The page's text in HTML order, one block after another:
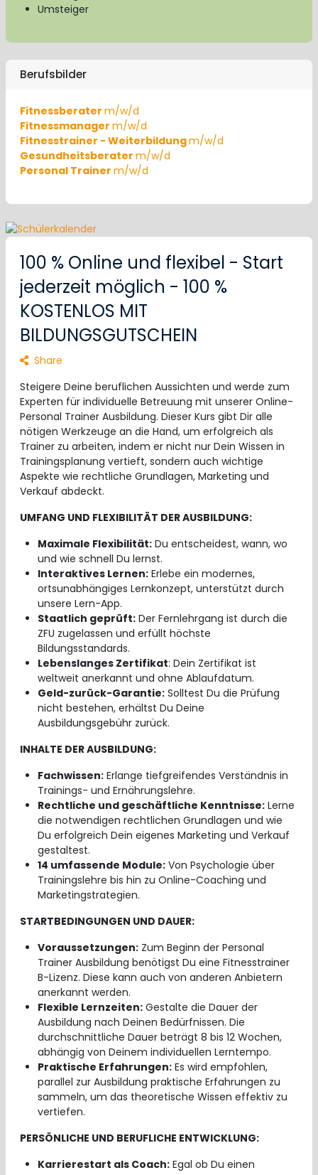
Umsteiger
Berufsbilder
Fitnessberater m/w/d
Fitnessmanager m/w/d
Fitnesstrainer - Weiterbildungm/w/d
Gesundheitsberater m/w/d
Personal Trainer m/w/d
100 % Online und flexibel - Start
jederzeit möglich - 100 %
KOSTENLOS MIT
BILDUNGSGUTSCHEIN
Share
Steigere Deine beruflichen Aussichten und werde zum
Experten für individuelle Betreuung mit unserer Online-
Personal Trainer Ausbildung. Dieser Kurs gibt Dir alle
nötigen Werkzeuge an die Hand, um erfolgreich als
Trainer zu arbeiten, indem er nicht nur Dein Wissen in
Trainingsplanung vertieft, sondern auch wichtige
Aspekte wie rechtliche Grundlagen, Marketing und
Verkauf abdeckt.
UMFANG UND FLEXIBILITÄT DER AUSBILDUNG:
Maximale Flexibilität: Du entscheidest, wann, wo
und wie schnell Du lernst.
Interaktives Lernen: Erlebe ein modernes,
ortsunabhängiges Lernkonzept, unterstützt durch
unsere Lern-App.
Staatlich geprüft: Der Fernlehrgang ist durch die
ZFU zugelassen und erfüllt höchste
Bildungsstandards.
Lebenslanges Zertifikat: Dein Zertifikat ist
weltweit anerkannt und ohne Ablaufdatum.
Geld-zurück-Garantie: Solltest Du die Prüfung
nicht bestehen, erhältst Du Deine
Ausbildungsgebühr zurück.
INHALTE DER AUSBILDUNG:
Fachwissen: Erlange tiefgreifendes Verständnis in
Trainings- und Ernährungslehre.
Rechtliche und geschäftliche Kenntnisse: Lerne
die notwendigen rechtlichen Grundlagen und wie
Du erfolgreich Dein eigenes Marketing und Verkauf
gestaltest.
14 umfassende Module: Von Psychologie über
Trainingslehre bis hin zu Online-Coaching und
Marketingstrategien.
STARTBEDINGUNGEN UND DAUER:
Voraussetzungen: Zum Beginn der Personal
Trainer Ausbildung benötigst Du eine Fitnesstrainer
B-Lizenz. Diese kann auch von anderen Anbietern
anerkannt werden.
Flexible Lernzeiten: Gestalte die Dauer der
Ausbildung nach Deinen Bedürfnissen. Die
durchschnittliche Dauer beträgt 8 bis 12 Wochen,
abhängig von Deinem individuellen Lerntempo.
Praktische Erfahrungen: Es wird empfohlen,
parallel zur Ausbildung praktische Erfahrungen zu
sammeln, um das theoretische Wissen effektiv zu
vertiefen.
PERSÖNLICHE UND BERUFLICHE ENTWICKLUNG:
Karrierestart als Coach: Egal ob Du einen